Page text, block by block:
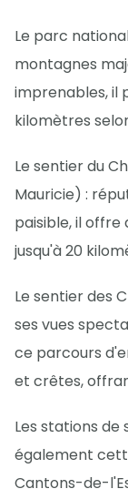
Le parc
montagnes
imprenables, il
kilomètres
Le sentier du
Mauricie) :
paisible, il
jusqu'à 20
Le sentier des
ses vues
ce parcours
et crêtes,
Les stations de
également
Cantons-de-